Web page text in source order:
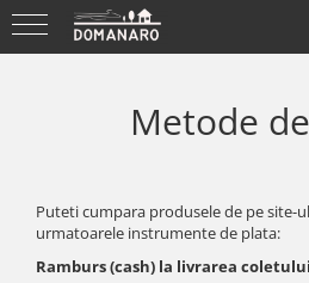
Uscatoare Rufe
Accesorii Generatoare De
Tavi Si Forme De Copt
Gratare Electrice
Accesorii Vase Fonta
Compostoare
Metode
Puteti cumpara produsele de pe site-
urmatoarele instrumente de plata:
Ramburs (cash) la livrarea coletului